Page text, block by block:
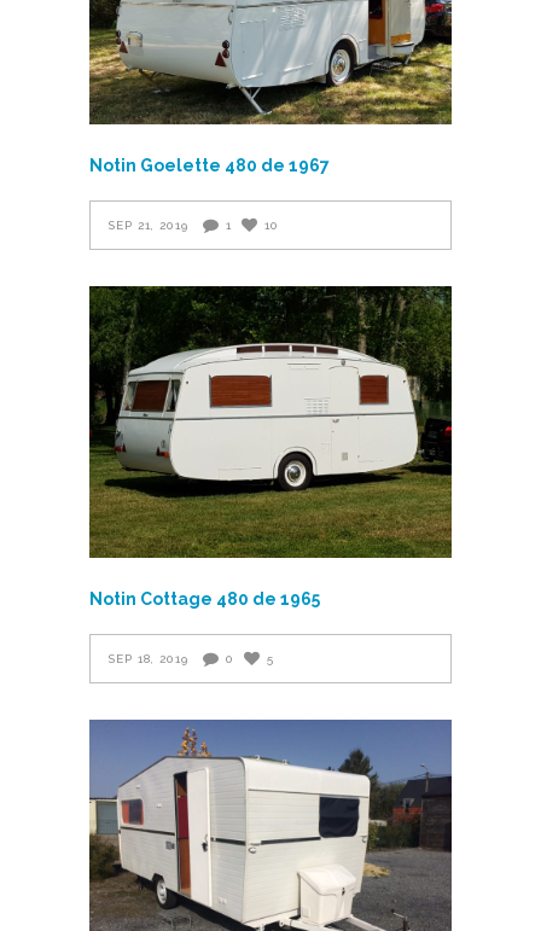
Notin Goelette 480 de 1967
SEP 21, 2019 1 10
Notin Cottage 480 de 1965
SEP 18, 2019 0 5